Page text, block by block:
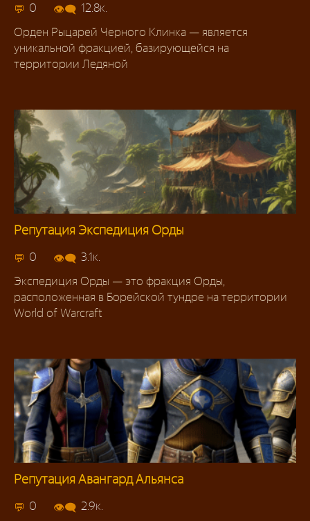
0
12.8к.
Орден Рыцарей Черного Клинка — является
уникальной фракцией, базирующейся на
территории Ледяной
Репутация Экспедиция Орды
0
3.1к.
Экспедиция Орды — это фракция Орды,
расположенная в Борейской тундре на территории
World of Warcraft
Репутация Авангард Альянса
0 2.9к.